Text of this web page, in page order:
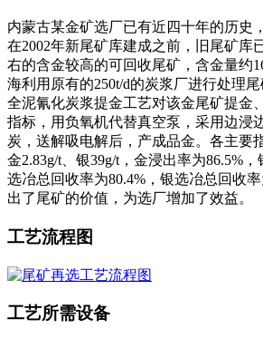
内蒙古某金矿选厂已有近四十年的历史
在2002年新尾矿库建成之前，旧尾矿库
右的含金较高的可回收尾矿，含金量约
海利用原有的250t/d的炭浆厂进行处理
全泥氰化炭浆提金工艺对该金尾矿提金
指标，用负氧机代替真空泵，采用边浸
炭，送解吸电解后，产成品金。各主要
金2.83g/t、银39g/t，金浸出率为86.5%
选冶总回收率为80.4%，银选冶总回收
出了尾矿的价值，为选厂增加了效益。
工艺流程图
工艺所需设备